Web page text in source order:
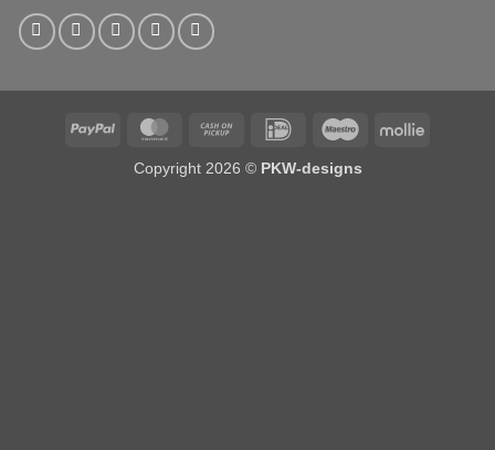
PayPal MasterCardCash
Pickup
IDeal Maestro Mollie
Copyright 2026 © PKW-designs